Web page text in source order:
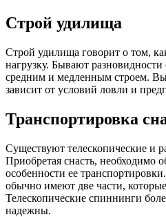
Строй удилища
Строй удилища говорит о том,
нагрузку. Бывают
средним и медленным строем.
зависит от условий ловли и
Транспортировка
Существуют телескопические и
Приобретая снасть, необходимо
особенности ее
обычно имеют две части,
Телескопические спиннинги
надежны.